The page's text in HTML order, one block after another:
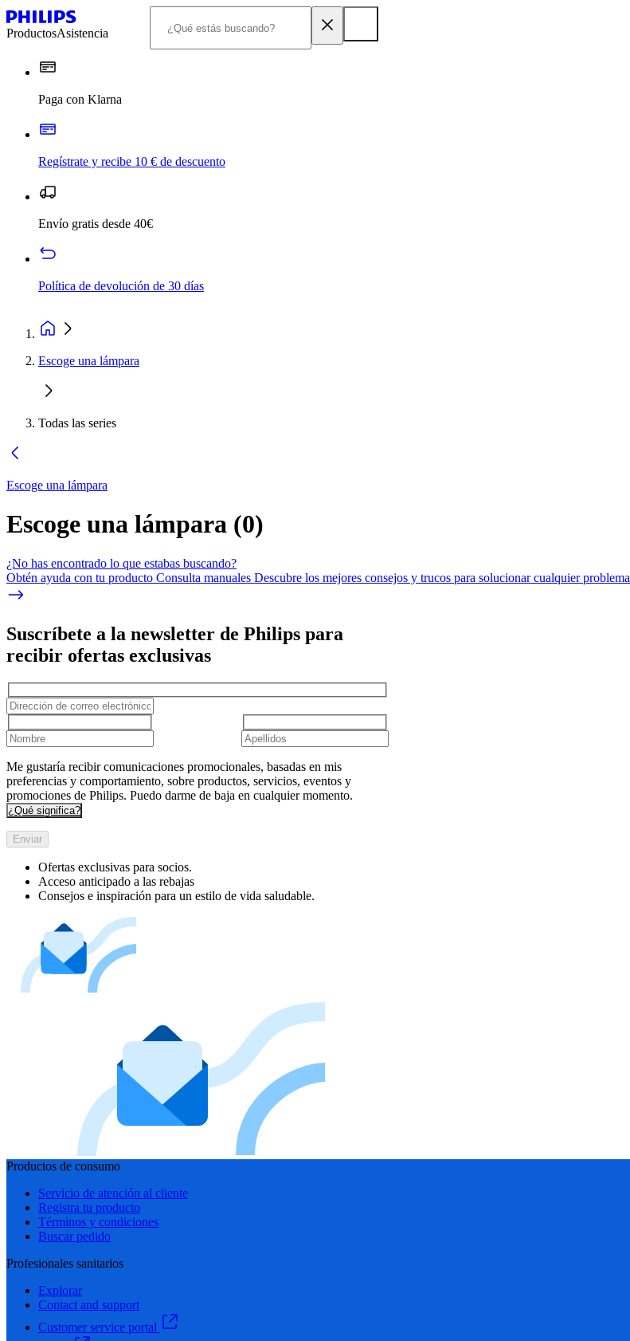
ProductosAsistencia
Paga con Klarna
Regístrate y recibe 10 € de descuento
Envío gratis desde 40€
Política de devolución de 30 días
Escoge una lámpara
Todas las series
Escoge una lámpara
Escoge una lámpara (0)
¿No has encontrado lo que estabas buscando?
Obtén ayuda con tu producto Consulta manuales Descubre los mejores consejos y trucos para solucionar cualquier problema
Suscríbete a la newsletter de Philips para
recibir ofertas exclusivas
Me gustaría recibir comunicaciones promocionales, basadas en mis
preferencias y comportamiento, sobre productos, servicios, eventos y
promociones de Philips. Puedo darme de baja en cualquier momento.
¿Qué significa?
Enviar
Ofertas exclusivas para socios.
Acceso anticipado a las rebajas
Consejos e inspiración para un estilo de vida saludable.
Productos de consumo
Servicio de atención al cliente
Registra tu producto
Términos y condiciones
Buscar pedido
Profesionales sanitarios
Explorar
Contact and support
Customer service portal